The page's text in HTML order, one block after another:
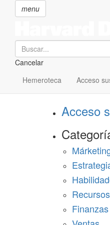
menu
Search
Cancelar
Hemeroteca Acceso
SECCIONES
Suscríbete a
Acceso
Finanzas